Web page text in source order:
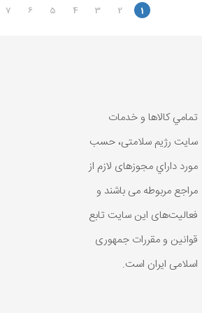
1
2
3
4
5
6
7
تمامي كالاها و خدمات
سایت رژیم سلامتی، حسب
مورد داراي مجوزهای لازم از
مراجع مربوطه می باشند و
فعاليت‌های اين سايت تابع
قوانين و مقررات جمهوری
اسلامی ايران است.